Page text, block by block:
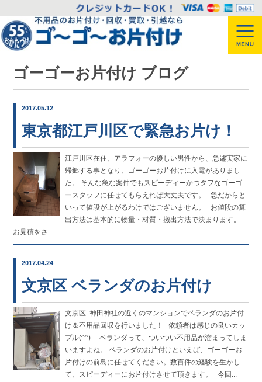
ゴーゴーお片付け ブログ
2017.05.12
東京都江戸川区で緊急お片け！
江戸川区在住、アラフォーの優しい男性から、急遽実家に
帰郷する事となり、ゴーゴーお片付けに入電がありまし
た。 そんな急な案件でもスピーディーかつタフなゴーゴ
ースタッフに任せてもらえれば大丈夫です。 急だからと
いって値段が上がるわけではございません。 お値段の算
出方法は基本的に物量・材質・搬出方法で決まります。
お見積をさ...
2017.04.24
文京区 ベランダのお片付け
文京区 神田神社の近くのマンションでベランダのお片付
け＆不用品回収を行いました！ 依頼者は感じの良いカッ
プル(^^) ベランダって、ついつい不用品が溜まってしま
いますよね。 ベランダのお片付けといえば、ゴーゴーお
片付けの前島に任せてください。数百件の経験を生かし
て、スピーディーにお片付けさせて頂きます。 今回...